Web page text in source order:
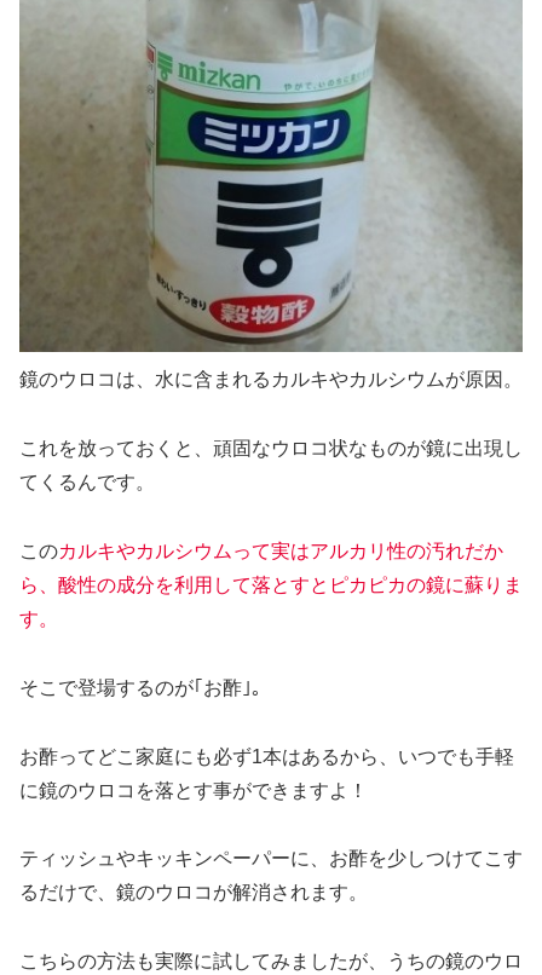
鏡のウロコは、 水に含まれるカルキやカルシウムが原因。
これを放っておくと、頑固なウロコ状なものが鏡に出現し
てくるんです。
このカルキやカルシウムって実はアルカリ性の汚れだか
ら、酸性の成分を利用して落とすとピカピカの鏡に蘇りま
す。
そこで登場するのが｢お酢｣。
お酢ってどこ家庭にも必ず1本はあるから、いつでも手軽
に鏡のウロコを落とす事ができますよ！
ティッシュやキッキンペーパーに、お酢を少しつけてこす
るだけで、鏡のウロコが解消されます。
こちらの方法も実際に試してみましたが、うちの鏡のウロ